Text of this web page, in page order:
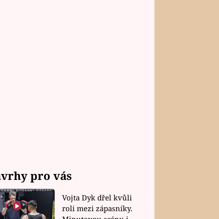
pro vás
Vojta Dyk dřel kvůli
roli mezi zápasníky.